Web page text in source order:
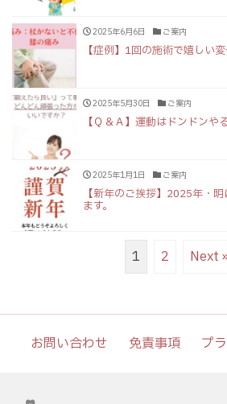
2025年6月6日 ご案内
【症例】1回の施術で嬉しい変
2025年5月30日 ご案内
【Ｑ＆Ａ】運動はドンドンや
2025年1月1日 ご案内
【新年のご挨拶】2025年・
ます。
1 2 Next
お問い合わせ 免責事項 プ